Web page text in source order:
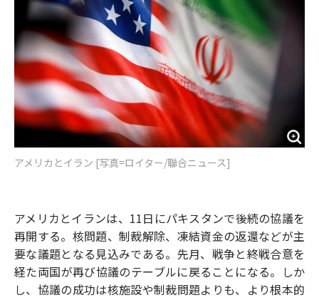
アメリカとイラン [写真=ロイター/聯合ニュース]
アメリカとイランは、11日にパキスタンで後続の協議を
再開する。核問題、制裁解除、凍結資金の返還などが主
要な議題となる見込みである。先月、戦争と終戦合意を
経た両国が再び協議のテーブルに戻ることになる。しか
し、協議の成功は核施設や制裁問題よりも、より根本的